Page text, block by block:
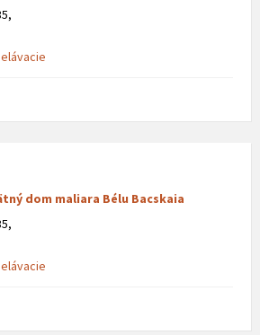
dom maliara Bélu Bacskaia